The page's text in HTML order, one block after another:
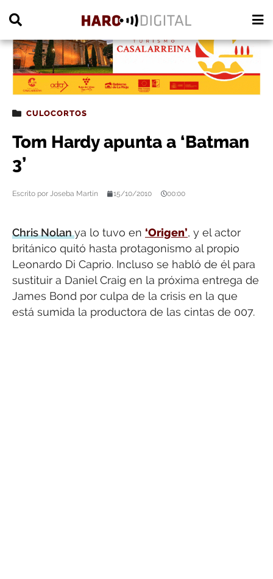
CULOCORTOS
Tom Hardy apunta a ‘Batman
3’
Escrito por Joseba Martín 15/10/2010 00:00
Chris Nolanya lo tuvo en ‘Origen’, y el actor
británico quitó hasta protagonismo al propio
Leonardo Di Caprio. Incluso se habló de él para
sustituir a Daniel Craig en la próxima entrega de
James Bond por culpa de la crisis en la que
está sumida la productora de las cintas de 007.